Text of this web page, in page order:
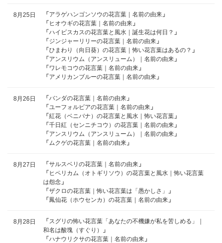
8月25日 「 アラゲハンゴンソウの花言葉｜名前の由来 」
「 ヒオウギの花言葉｜名前の由来 」
「 ハイビスカスの花言葉と風水｜誕生花は何日？ 」
「 ジンジャーリリーの花言葉｜名前の由来 」
「 ひまわり（向日葵）の花言葉｜怖い花言葉はあるの？ 」
「 アンスリウム（アンスリューム）｜名前の由来 」
「 ワレモコウの花言葉｜名前の由来 」
「 アメリカンブルーの花言葉｜名前の由来 」
8月26日 「 バンダの花言葉｜名前の由来 」
「 ユーフォルビアの花言葉｜名前の由来 」
「 紅花（ベニバナ）の花言葉と風水｜怖い花言葉 」
「 千日紅（センニチコウ）の花言葉｜名前の由来 」
「 アンスリウム（アンスリューム）｜名前の由来 」
「 ムクゲの花言葉｜名前の由来 」
8月27日 「 サルスベリの花言葉｜名前の由来 」
「 ヒペリカム（オトギリソウ）の花言葉と風水｜怖い花言葉
は怨念 」
「 ザクロの花言葉｜怖い花言葉は「愚かしさ」
」
「 鳳仙花（ホウセンカ）の花言葉｜名前の由来 」
8月28日 「 スグリの怖い花言葉「あなたの不機嫌が私を苦しめる」｜
和名は酸塊（すぐり）
」
「 ハナウリクサの花言葉｜名前の由来 」